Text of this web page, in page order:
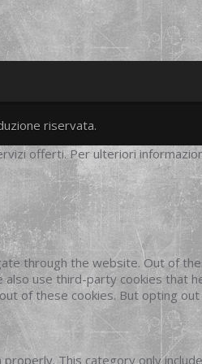
twittergoogleplus
facebook
riservata.
offerti. Per ulteriori
through the website. Out of
use third-party cookies that
of these cookies. But opting
This category only